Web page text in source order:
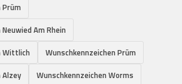
Prüm
Am Rhein
Wittlich
Wunschkennzeichen Prüm
Alzey
Wunschkennzeichen Worms